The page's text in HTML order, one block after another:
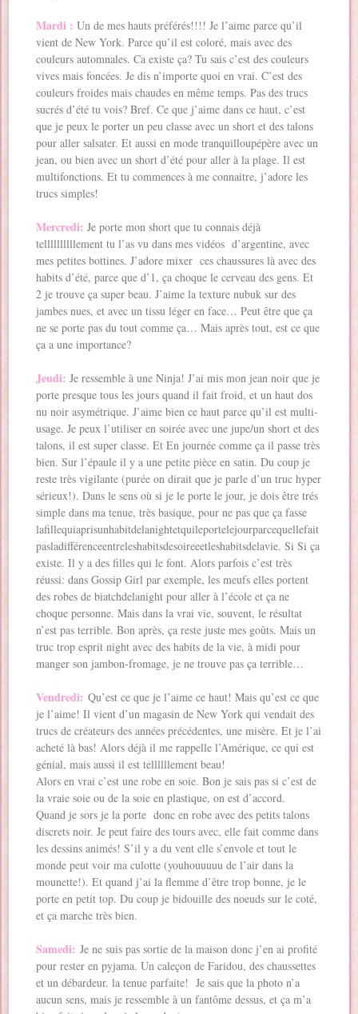
Mardi :Un de mes hauts préférés!!!! Je l’aime parce qu’il
vient de New York. Parce qu’il est coloré, mais avec des
couleurs automnales. Ca existe ça? Tu sais c’est des couleurs
vives mais foncées. Je dis n’importe quoi en vrai. C’est des
couleurs froides mais chaudes en même temps. Pas des trucs
sucrés d’été tu vois? Bref. Ce que j’aime dans ce haut, c’est
que je peux le porter un peu classe avec un short et des talons
pour aller salsater. Et aussi en mode tranquilloupépère avec un
jean, ou bien avec un short d’été pour aller à la plage. Il est
multifonctions. Et tu commences à me connaitre, j’adore les
trucs simples!
Mercredi:Je porte mon short que tu connais déjà
tellllllllllement tu l’as vu dans mes vidéos d’argentine, avec
mes petites bottines. J’adore mixer ces chaussures là avec des
habits d’été, parce que d’1, ça choque le cerveau des gens. Et
2 je trouve ça super beau. J’aime la texture nubuk sur des
jambes nues, et avec un tissu léger en face… Peut être que ça
ne se porte pas du tout comme ça… Mais après tout, est ce que
ça a une importance?
Jeudi:Je ressemble à une Ninja! J’ai mis mon jean noir que je
porte presque tous les jours quand il fait froid, et un haut dos
nu noir asymétrique. J’aime bien ce haut parce qu’il est multi-
usage. Je peux l’utiliser en soirée avec une jupe/un short et des
talons, il est super classe. Et En journée comme ça il passe très
bien. Sur l’épaule il y a une petite pièce en satin. Du coup je
reste très vigilante (purée on dirait que je parle d’un truc hyper
sérieux!). Dans le sens où si je le porte le jour, je dois être trés
simple dans ma tenue, très basique, pour ne pas que ça fasse
lafillequiaprisunhabitdelanightetquileportelejourparcequellefait
pasladifférenceentreleshabitsdesoireeetleshabitsdelavie. Si Si ça
existe. Il y a des filles qui le font. Alors parfois c’est très
réussi: dans Gossip Girl par exemple, les meufs elles portent
des robes de biatchdelanight pour aller à l’école et ça ne
choque personne. Mais dans la vrai vie, souvent, le résultat
n’est pas terrible. Bon après, ça reste juste mes goûts. Mais un
truc trop esprit night avec des habits de la vie, à midi pour
manger son jambon-fromage, je ne trouve pas ça terrible…
Vendredi: Qu’est ce que je l’aime ce haut! Mais qu’est ce que
je l’aime! Il vient d’un magasin de New York qui vendait des
trucs de créateurs des années précédentes, une misère. Et je l’ai
acheté là bas! Alors déjà il me rappelle l’Amérique, ce qui est
génial, mais aussi il est tellllllement beau!
Alors en vrai c’est une robe en soie. Bon je sais pas si c’est de
la vraie soie ou de la soie en plastique, on est d’accord.
Quand je sors je la porte donc en robe avec des petits talons
discrets noir. Je peut faire des tours avec, elle fait comme dans
les dessins animés! S’il y a du vent elle s’envole et tout le
monde peut voir ma culotte (youhouuuuu de l’air dans la
mounette!). Et quand j’ai la flemme d’être trop bonne, je le
porte en petit top. Du coup je bidouille des noeuds sur le coté,
et ça marche très bien.
Samedi:Je ne suis pas sortie de la maison donc j’en ai profité
pour rester en pyjama. Un caleçon de Faridou, des chaussettes
et un débardeur. la tenue parfaite! Je sais que la photo n’a
aucun sens, mais je ressemble à un fantôme dessus, et ça m’a